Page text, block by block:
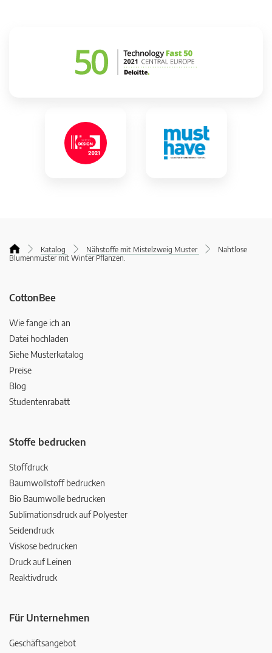
Katalog Nähstoffe mit Mistelzweig Muster
Nahtlose
Blumenmuster mit Winter Pflanzen.
CottonBee
Wie fange ich an
Datei hochladen
Siehe Musterkatalog
Preise
Blog
Studentenrabatt
Stoffe bedrucken
Stoffdruck
Baumwollstoff bedrucken
Bio Baumwolle bedrucken
Sublimationsdruck auf Polyester
Seidendruck
Viskose bedrucken
Druck auf Leinen
Reaktivdruck
Für Unternehmen
Geschäftsangebot